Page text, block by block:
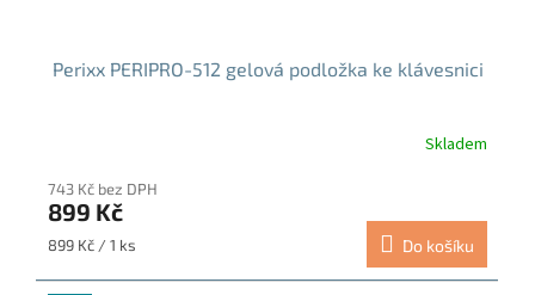
Perixx PERIPRO-512 gelová podložka ke klávesnici
Skladem
743 Kč bez DPH
899 Kč
Měrná
899 Kč / 1 ks Do košíku